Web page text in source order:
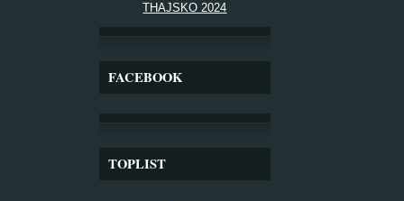
THAJSKO 2024
FACEBOOK
TOPLIST